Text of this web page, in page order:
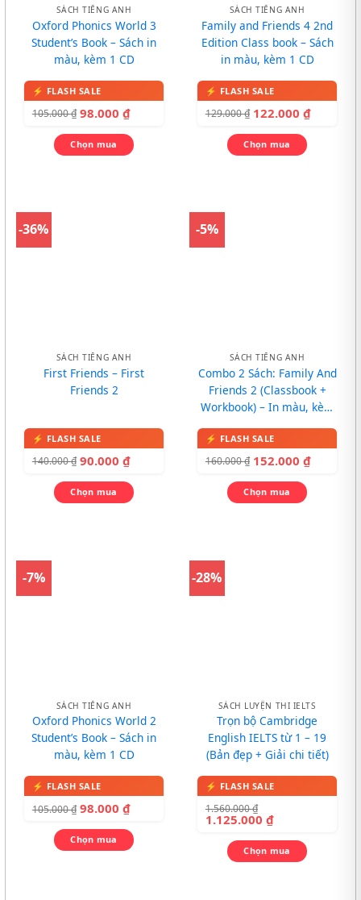
SÁCH TIẾNG ANH
Oxford Phonics World 3
Student’s Book – Sách in
màu, kèm 1 CD
105.000₫ 98.000 ₫
Chọn mua
SÁCH TIẾNG ANH
Family and Friends 4 2nd
Edition Class book – Sách
in màu, kèm 1 CD
129.000₫ 122.000 ₫
Chọn mua
-36%
SÁCH TIẾNG ANH
First Friends – First
Friends 2
140.000₫ 90.000 ₫
Chọn mua
-5%
SÁCH TIẾNG ANH
Combo 2 Sách: Family And
Friends 2 (Classbook +
Workbook) – In màu, kèm
160.000₫ 152.000 ₫
Chọn mua
-7%
SÁCH TIẾNG ANH
Oxford Phonics World 2
Student’s Book – Sách in
màu, kèm 1 CD
105.000₫ 98.000 ₫
Chọn mua
-28%
SÁCH LUYỆN THI IELTS
Trọn bộ Cambridge
English IELTS từ 1 – 19
(Bản đẹp + Giải chi tiết)
1.560.000₫
1.125.000 ₫
Chọn mua